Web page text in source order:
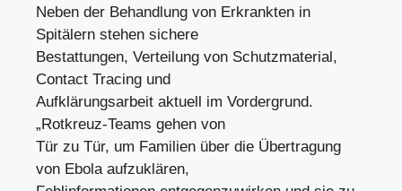
Neben der Behandlung von Erkrankten in
Spitälern stehen sichere
Bestattungen, Verteilung von Schutzmaterial,
Contact Tracing und
Aufklärungsarbeit aktuell im Vordergrund.
„Rotkreuz-Teams gehen von
Tür zu Tür, um Familien über die Übertragung
von Ebola aufzuklären,